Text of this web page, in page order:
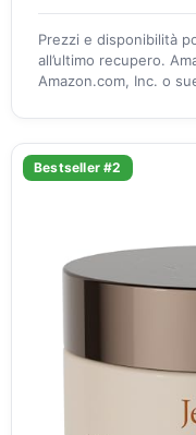
Prezzi e disponibilità
all’ultimo recupero.
Amazon.com, Inc. o
Bestseller #2